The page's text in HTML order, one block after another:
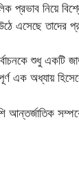
প্রভাব নিয়ে
এসেছে তাদের
শুধু একটি
এক অধ্যায়
আন্তর্জাতিক